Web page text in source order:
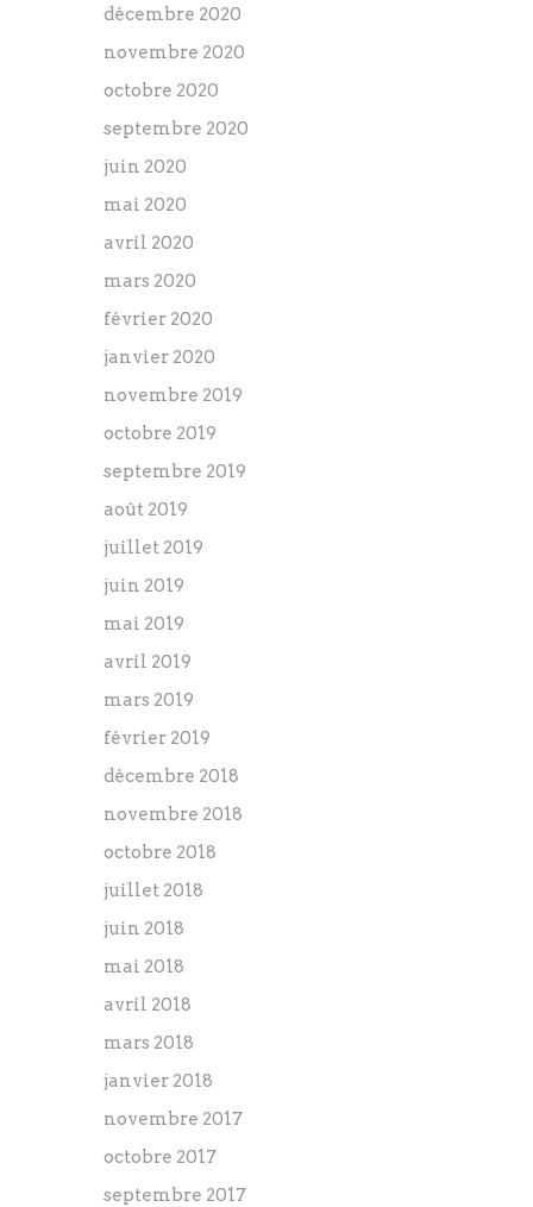
décembre 2020
novembre 2020
octobre 2020
septembre 2020
juin 2020
mai 2020
avril 2020
mars 2020
février 2020
janvier 2020
novembre 2019
octobre 2019
septembre 2019
août 2019
juillet 2019
juin 2019
mai 2019
avril 2019
mars 2019
février 2019
décembre 2018
novembre 2018
octobre 2018
juillet 2018
juin 2018
mai 2018
avril 2018
mars 2018
janvier 2018
novembre 2017
octobre 2017
septembre 2017